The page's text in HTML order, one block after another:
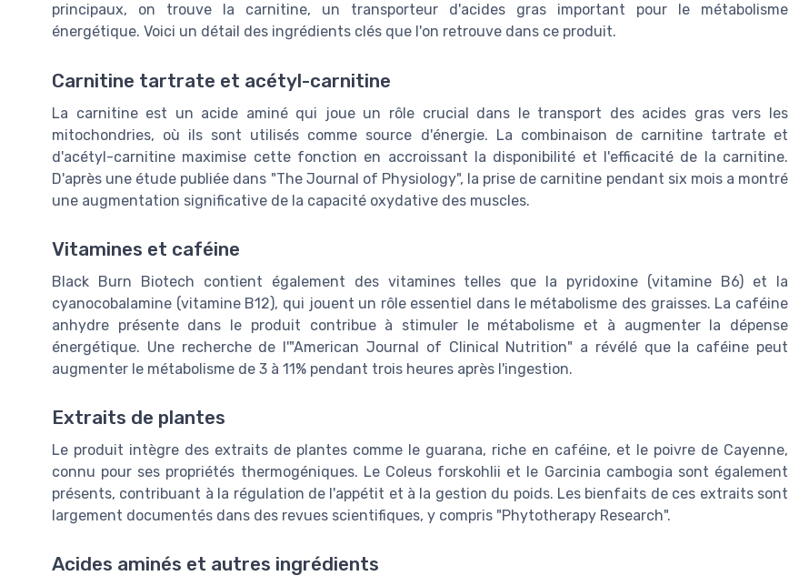
principaux, on trouve la carnitine, un transporteur d'acides gras important pour le métabolisme
énergétique. Voici un détail des ingrédients clés que l'on retrouve dans ce produit.
Carnitine tartrate et acétyl-carnitine
La carnitine est un acide aminé qui joue un rôle crucial dans le transport des acides gras vers les
mitochondries, où ils sont utilisés comme source d'énergie. La combinaison de carnitine tartrate et
d'acétyl-carnitine maximise cette fonction en accroissant la disponibilité et l'efficacité de la carnitine.
D'après une étude publiée dans "The Journal of Physiology", la prise de carnitine pendant six mois a montré
une augmentation significative de la capacité oxydative des muscles.
Vitamines et caféine
Black Burn Biotech contient également des vitamines telles que la pyridoxine (vitamine B6) et la
cyanocobalamine (vitamine B12), qui jouent un rôle essentiel dans le métabolisme des graisses. La caféine
anhydre présente dans le produit contribue à stimuler le métabolisme et à augmenter la dépense
énergétique. Une recherche de l'"American Journal of Clinical Nutrition" a révélé que la caféine peut
augmenter le métabolisme de 3 à 11% pendant trois heures après l'ingestion.
Extraits de plantes
Le produit intègre des extraits de plantes comme le guarana, riche en caféine, et le poivre de Cayenne,
connu pour ses propriétés thermogéniques. Le Coleus forskohlii et le Garcinia cambogia sont également
présents, contribuant à la régulation de l'appétit et à la gestion du poids. Les bienfaits de ces extraits sont
largement documentés dans des revues scientifiques, y compris "Phytotherapy Research".
Acides aminés et autres ingrédients